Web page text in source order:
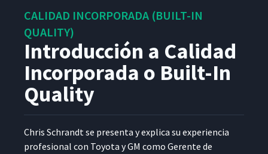
minutes,
seconds
CALIDAD INCORPORADA (BUILT-IN
QUALITY)
Introducción a Calidad
Incorporada o Built-In
Quality
Chris Schrandt se pre­sen­ta y expli­ca su expe­ri­en­cia
pro­fe­sion­al con Toy­ota y GM como Ger­ente de